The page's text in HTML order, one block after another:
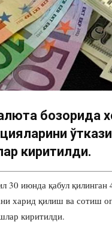
бозорида
киритилди.
30 июнда қабул
харид қилиш ва сотиш
киритилди.